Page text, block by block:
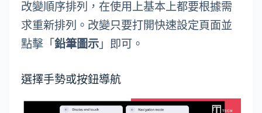
改變順序排列，在使用上基本上都要根據需
求重新排列。改變只要打開快速設定頁面並
點擊「 鉛筆圖示 」即可。
選擇手勢或按鈕導航